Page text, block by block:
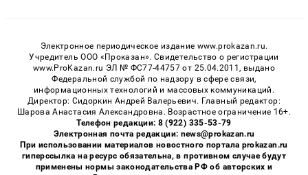
Электронное периодическое издание www.prokazan.ru.
Учредитель ООО «Проказан». Cвидетельство о регистрации
www.ProKazan.ru ЭЛ № ФС77-44757 от 25.04.2011, выдано
Федеральной службой по надзору в сфере связи,
информационных технологий и массовых коммуникаций.
Директор: Сидоркин Андрей Валерьевич. Главный редактор:
Шарова Анастасия Александровна. Возрастное ограничение 16+.
Телефон редакции: 8 (922) 335-53-79
Электронная почта редакции: news@prokazan.ru
При использовании материалов новостного портала prokazan.ru
гиперссылка на ресурс обязательна, в противном случае будут
применены нормы законодательства РФ об авторских и